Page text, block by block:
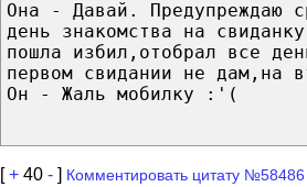
Она - Давай. Предупреждаю
день знакомства на
пошла избил,отобрал все
первом свидании не дам,на
Он - Жаль мобилку :'(
[+ 40 - ] Комментировать цитату №58486